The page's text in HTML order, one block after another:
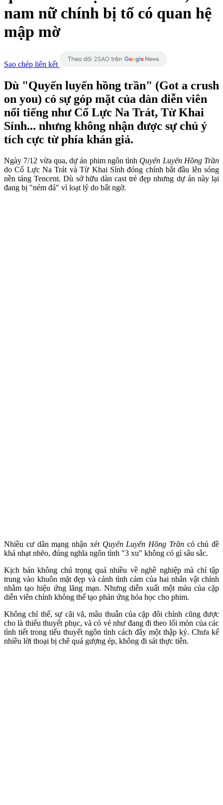
nam nữ chính bị tố có quan hệ
mập mờ
Sao chép liên kết
Dù "Quyến luyến hồng trần" (Got a crush
on you) có sự góp mặt của dàn diễn viên
nổi tiếng như Cổ Lực Na Trát, Từ Khai
Sính... nhưng không nhận được sự chú ý
tích cực từ phía khán giả.
Ngày 7/12 vừa qua, dự án phim ngôn tình Quyến Luyến Hồng Trần
do Cổ Lực Na Trát và Từ Khai Sính đóng chính bắt đầu lên sóng
nền tảng Tencent. Dù sở hữu dàn cast trẻ đẹp nhưng dự án này lại
đang bị "ném đá" vì loạt lý do bất ngờ.
Nhiều cư dân mạng nhận xét Quyến Luyến Hồng Trầncó chủ đề
khá nhạt nhẽo, đúng nghĩa ngôn tình "3 xu" không có gì sâu sắc.
Kịch bản không chú trọng quá nhiều về nghề nghiệp mà chỉ tập
trung vào khuôn mặt đẹp và cảnh tình cảm của hai nhân vật chính
nhằm tạo hiệu ứng lãng mạn. Nhưng diễn xuất một màu của cặp
diễn viên chính không thể tạo phản ứng hóa học cho phim.
Không chỉ thế, sự cãi vã, mâu thuẫn của cặp đôi chính cũng được
cho là thiếu thuyết phục, và có vẻ như đang đi theo lối mòn của các
tình tiết trong tiểu thuyết ngôn tình cách đây một thập kỷ. Chưa kể
nhiều lời thoại bị chê quá gượng ép, không đi sát thực tiễn.